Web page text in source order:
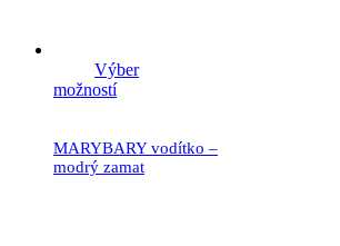
Výber
možností
MARYBARY vodítko –
modrý zamat